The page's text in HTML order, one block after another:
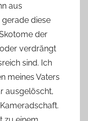
aus
diese
der
verdrängt
sind. Ich
meines Vaters
ausgelöscht,